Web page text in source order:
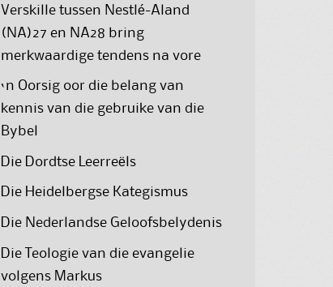
Verskille tussen Nestlé-Aland
(NA)27 en NA28 bring
merkwaardige tendens na vore
‘n Oorsig oor die belang van
kennis van die gebruike van die
Bybel
Die Dordtse Leerreëls
Die Heidelbergse Kategismus
Die Nederlandse Geloofsbelydenis
Die Teologie van die evangelie
volgens Markus